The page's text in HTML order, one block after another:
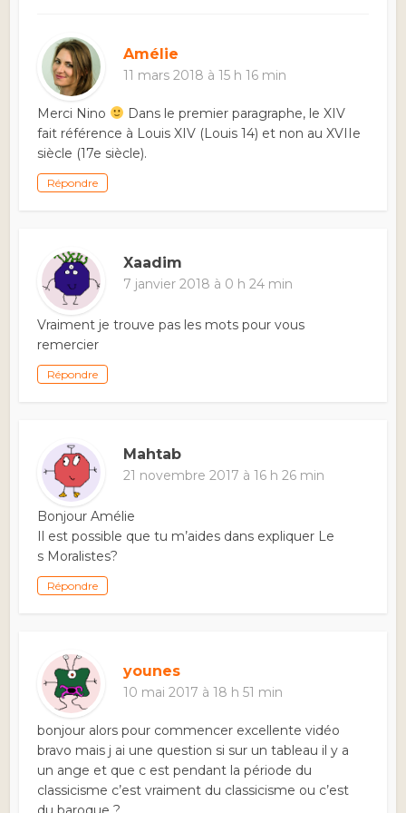
Amélie
11 mars 2018 à 15 h 16 min
Merci Nino
Dans le premier paragraphe, le XIV
fait référence à Louis XIV (Louis 14) et non au XVIIe
siècle (17e siècle).
Répondre
Xaadim
7 janvier 2018 à 0 h 24 min
Vraiment je trouve pas les mots pour vous
remercier
Répondre
Mahtab
21 novembre 2017 à 16 h 26 min
Bonjour Amélie
Il est possible que tu m’aides dans expliquer Le
s Moralistes?
Répondre
younes
10 mai 2017 à 18 h 51 min
bonjour alors pour commencer excellente vidéo
bravo mais j ai une question si sur un tableau il y a
un ange et que c est pendant la période du
classicisme c’est vraiment du classicisme ou c’est